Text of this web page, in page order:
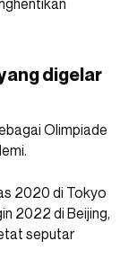
digelar
Olimpiade
2020 di Tokyo
2022 di Beijing,
seputar